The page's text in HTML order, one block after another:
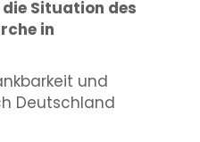
die Situation des
in
und
Deutschland